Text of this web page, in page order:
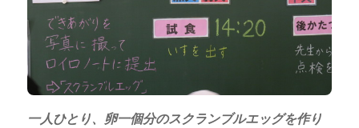
一人ひとり、卵一個分のスクランブルエッグを作り